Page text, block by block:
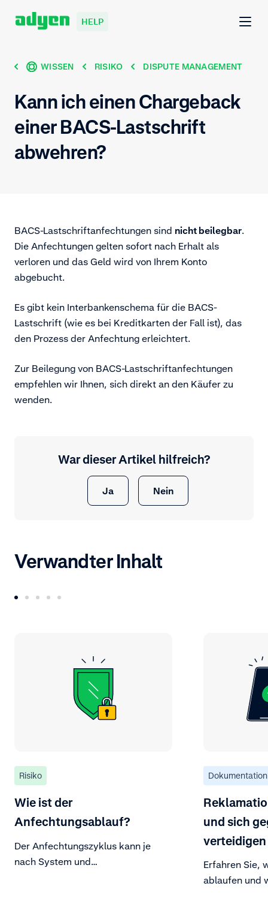
HELP
WISSEN RISIKO DISPUTE MANAGEMENT
Kann ich einen Chargeback
einer BACS-Lastschrift
abwehren?
BACS-Lastschriftanfechtungen sind nicht beilegbar.
Die Anfechtungen gelten sofort nach Erhalt als
verloren und das Geld wird von Ihrem Konto
abgebucht.
Es gibt kein Interbankenschema für die BACS-
Lastschrift (wie es bei Kreditkarten der Fall ist), das
den Prozess der Anfechtung erleichtert.
Zur Beilegung von BACS-Lastschriftanfechtungen
empfehlen wir Ihnen, sich direkt an den Käufer zu
wenden.
War dieser Artikel hilfreich?
Ja Nein
Verwandter Inhalt
Risiko
Wie ist der
Anfechtungsablauf?
Der Anfechtungszyklus kann je
nach System und
Dokumentation
und sich
verteidigen
Erfahren Sie,
ablaufen und